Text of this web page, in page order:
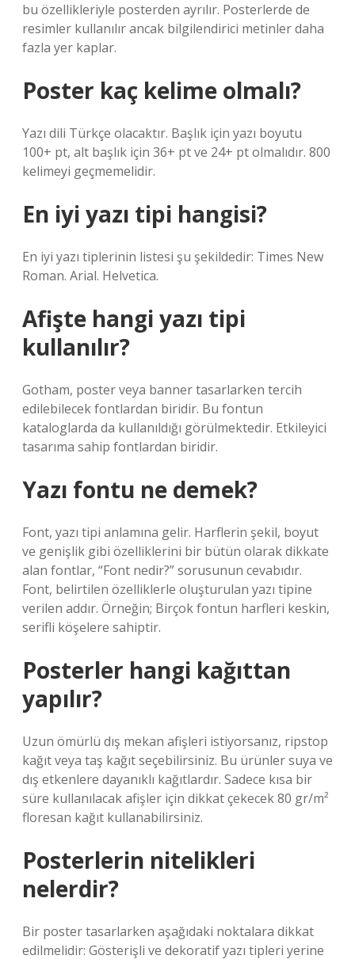
bu özellikleriyle posterden ayrılır. Posterlerde de
resimler kullanılır ancak bilgilendirici metinler daha
fazla yer kaplar.
Poster kaç kelime olmalı?
Yazı dili Türkçe olacaktır. Başlık için yazı boyutu
100+ pt, alt başlık için 36+ pt ve 24+ pt olmalıdır. 800
kelimeyi geçmemelidir.
En iyi yazı tipi hangisi?
En iyi yazı tiplerinin listesi şu şekildedir: Times New
Roman. Arial. Helvetica.
Afişte hangi yazı tipi
kullanılır?
Gotham, poster veya banner tasarlarken tercih
edilebilecek fontlardan biridir. Bu fontun
kataloglarda da kullanıldığı görülmektedir. Etkileyici
tasarıma sahip fontlardan biridir.
Yazı fontu ne demek?
Font, yazı tipi anlamına gelir. Harflerin şekil, boyut
ve genişlik gibi özelliklerini bir bütün olarak dikkate
alan fontlar, “Font nedir?” sorusunun cevabıdır.
Font, belirtilen özelliklerle oluşturulan yazı tipine
verilen addır. Örneğin; Birçok fontun harfleri keskin,
serifli köşelere sahiptir.
Posterler hangi kağıttan
yapılır?
Uzun ömürlü dış mekan afişleri istiyorsanız, ripstop
kağıt veya taş kağıt seçebilirsiniz. Bu ürünler suya ve
dış etkenlere dayanıklı kağıtlardır. Sadece kısa bir
süre kullanılacak afişler için dikkat çekecek 80 gr/m²
floresan kağıt kullanabilirsiniz.
Posterlerin nitelikleri
nelerdir?
Bir poster tasarlarken aşağıdaki noktalara dikkat
edilmelidir: Gösterişli ve dekoratif yazı tipleri yerine